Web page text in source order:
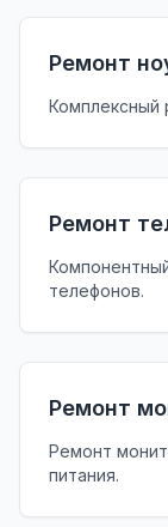
Ремонт
Комплексный
Ремонт
телефонов.
Ремонт
Ремонт
питания.